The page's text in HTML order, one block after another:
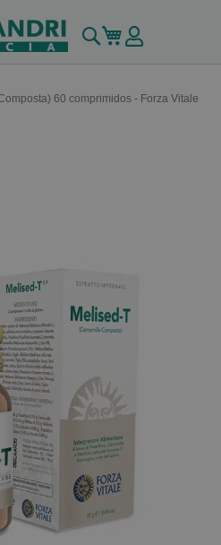
Buscar
Mi carrito
60 comprimidos - Forza Vitale